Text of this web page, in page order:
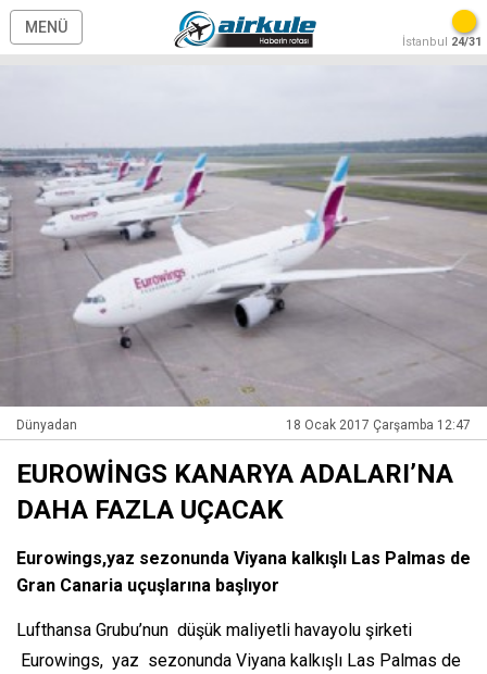
MENÜ
İstanbul 24/31
Dünyadan 18 Ocak 2017 Çarşamba 12:47
EUROWİNGS KANARYA ADALARI’NA
DAHA FAZLA UÇACAK
Eurowings,yaz sezonunda Viyana kalkışlı Las Palmas de
Gran Canaria uçuşlarına başlıyor
Lufthansa Grubu’nun düşük maliyetli havayolu şirketi
Eurowings, yaz sezonunda Viyana kalkışlı Las Palmas de